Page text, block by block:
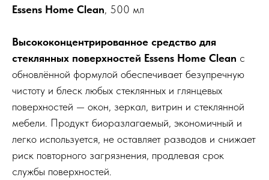
Essens Home Clean, 500 мл
Высококонцентрированное средство для
стеклянных поверхностей Essens Home Clean с
обновлённой формулой обеспечивает безупречную
чистоту и блеск любых стеклянных и глянцевых
поверхностей — окон, зеркал, витрин и стеклянной
мебели. Продукт биоразлагаемый, экономичный и
легко используется, не оставляет разводов и снижает
риск повторного загрязнения, продлевая срок
службы поверхностей.